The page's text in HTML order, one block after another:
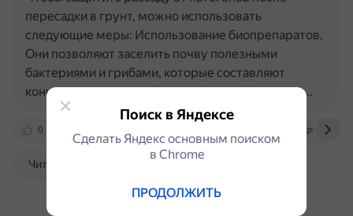
0 www.agroxxi.ru
пересадки в грунт, можно использовать
следующие меры: Использование биопрепаратов.
Они позволяют заселить почву полезными
бактериями и грибами, которые составляют
конкуренцию вредной микрофлоре. Например…
Читать далее
Поиск в Яндексе
Сделать Яндекс основным поиском
в Сhrome
ПРОДОЛЖИТЬ